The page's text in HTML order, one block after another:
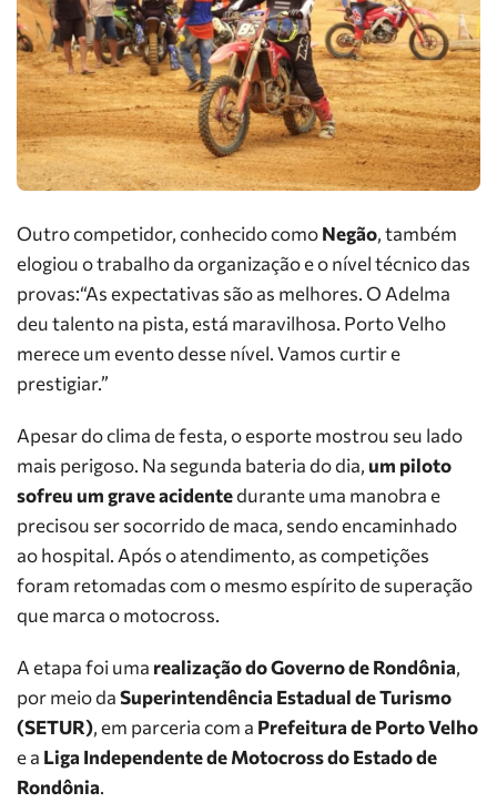
Outro competidor, conhecido comoNegão, também
elogiou o trabalho da organização e o nível técnico das
provas:“As expectativas são as melhores. O Adelma
deu talento na pista, está maravilhosa. Porto Velho
merece um evento desse nível. Vamos curtir e
prestigiar.”
Apesar do clima de festa, o esporte mostrou seu lado
mais perigoso. Na segunda bateria do dia,um piloto
sofreu um grave acidentedurante uma manobra e
precisou ser socorrido de maca, sendo encaminhado
ao hospital. Após o atendimento, as competições
foram retomadas com o mesmo espírito de superação
que marca o motocross.
A etapa foi uma realização do Governo de Rondônia,
por meio daSuperintendência Estadual de Turismo
(SETUR), em parceria com a Prefeitura de Porto Velho
e a Liga Independente de Motocross do Estado de
Rondônia.